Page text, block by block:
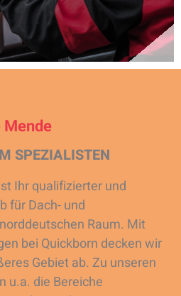
SPEZIALISTEN
Ihr qualifizierter und
für Dach- und
Raum. Mit
bei Quickborn decken wir
Gebiet ab. Zu unseren
u.a. die Bereiche